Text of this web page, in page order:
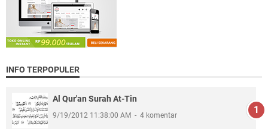
INFO TERPOPULER
Al Qur'an Surah At-Tin
9/19/2012 11:38:00 AM 4 komentar